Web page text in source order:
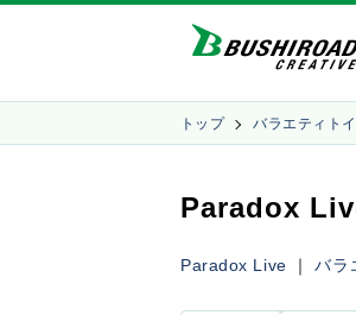
トップ バラエティトイ
Paradox
Paradox Live ｜バラ